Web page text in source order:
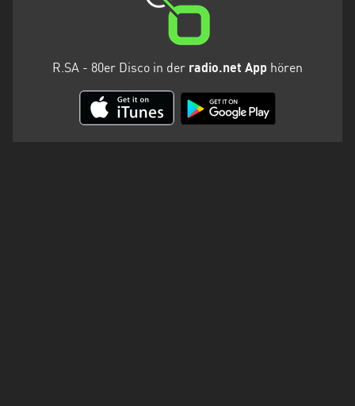
R.SA - 80er Disco in der radio.net App hören